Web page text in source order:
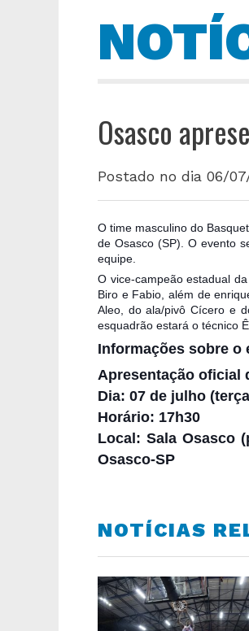
Osasco
Postado no dia 06/
O time masculino do
de Osasco (SP). O evento
equipe.
O vice-campeão estadual
Biro e Fabio, além de
Aleo, do ala/pivô Cícero e
esquadrão estará o técnico
Informações sobre o
Apresentação oficial
Dia: 07 de julho
Horário: 17h30
Local: Sala Osasco
Osasco-SP
NOTÍCIAS